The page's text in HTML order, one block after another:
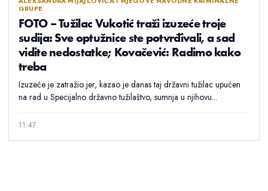
GRUPE
FOTO – Tužilac Vukotić traži izuzeće troje
sudija: Sve optužnice ste potvrđivali, a sad
vidite nedostatke; Kovačević: Radimo kako
treba
Izuzeće je zatražio jer, kazao je danas taj državni tužilac upućen
na rad u Specijalno državno tužilaštvo, sumnja u njihovu...
11:47